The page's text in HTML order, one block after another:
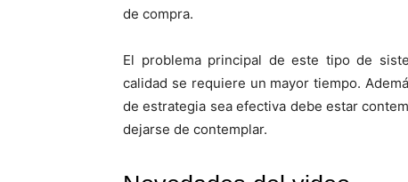
de compra.
El problema principal de este tipo de
calidad se requiere un mayor tiempo.
de estrategia sea efectiva debe estar
dejarse de contemplar.